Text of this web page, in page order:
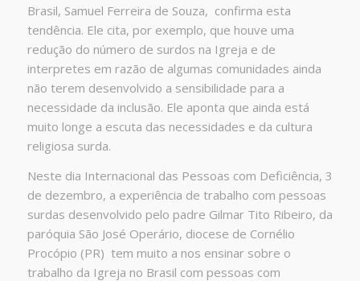
Brasil, Samuel Ferreira de Souza, confirma esta
tendência. Ele cita, por exemplo, que houve uma
redução do número de surdos na Igreja e de
interpretes em razão de algumas comunidades ainda
não terem desenvolvido a sensibilidade para a
necessidade da inclusão. Ele aponta que ainda está
muito longe a escuta das necessidades e da cultura
religiosa surda.
Neste dia Internacional das Pessoas com Deficiência, 3
de dezembro, a experiência de trabalho com pessoas
surdas desenvolvido pelo padre Gilmar Tito Ribeiro, da
paróquia São José Operário, diocese de Cornélio
Procópio (PR) tem muito a nos ensinar sobre o
trabalho da Igreja no Brasil com pessoas com